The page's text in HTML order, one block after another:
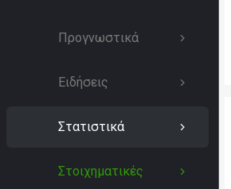
Προγνωστικά
Ειδήσεις
Στατιστικά
Στοιχηματικές